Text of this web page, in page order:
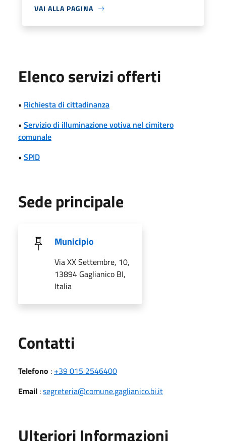
VAI ALLA PAGINA
Elenco servizi offerti
• Richiesta di cittadinanza
• Servizio di illuminazione votiva nel cimitero
comunale
• SPID
Sede principale
Municipio
Via XX Settembre, 10,
13894 Gaglianico BI,
Italia
Contatti
Telefono : +39 015 2546400
Email :segreteria@comune.gaglianico.bi.it
Ulteriori Informazioni